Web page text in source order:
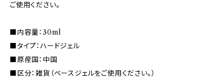
ご使用ください。
■内容量：30ml
■タイプ：ハードジェル
■原産国：中国
■区分：雑貨（ベースジェルをご使用ください。）